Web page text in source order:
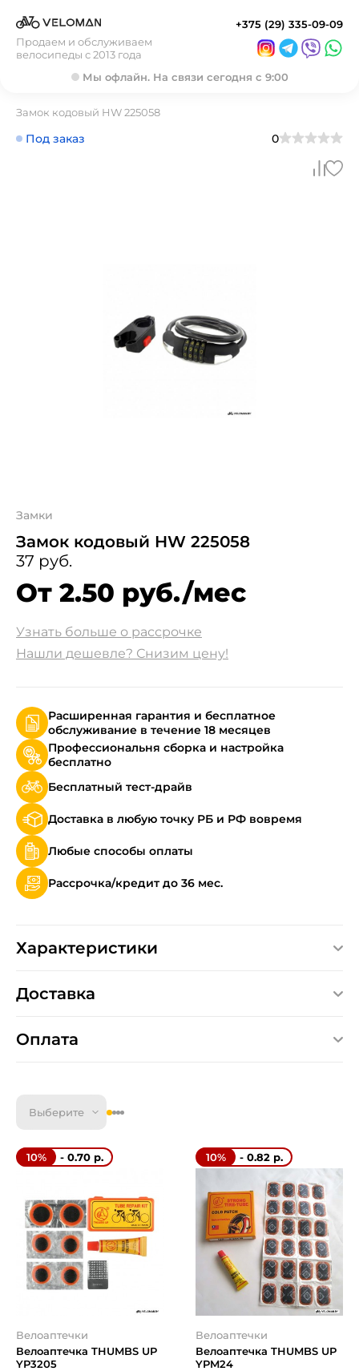
Продаем и обслуживаем
велосипеды с 2013 года
+375 (29) 335-09-09
Мы офлайн. На связи сегодня с 9:00
Замок кодовый HW 225058
Под заказ 0
Замки
Замок кодовый HW 225058
37 руб.
От 2.50 руб./мес
Узнать больше о рассрочке
Нашли дешевле? Снизим цену!
Расширенная гарантия и бесплатное
обслуживание в течение 18 месяцев
Профессиональня сборка и настройка
бесплатно
Бесплатный тест-драйв
Доставка в любую точку РБ и РФ вовремя
Любые способы оплаты
Рассрочка/кредит до 36 мес.
Характеристики
Доставка
Оплата
Выберите
10% - 0.70 р.
Велоаптечки
Велоаптечка THUMBS UP
YP3205
10% - 0.82 р.
Велоаптечки
Велоаптечка THUMBS UP
YPM24